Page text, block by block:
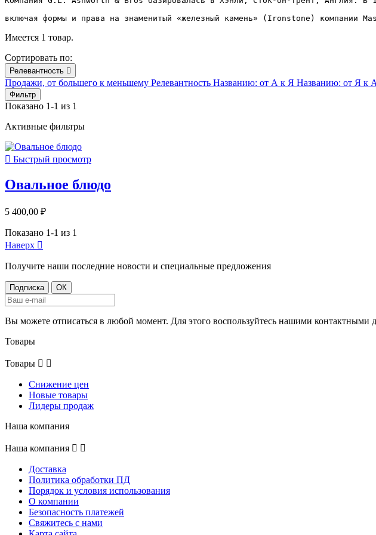
включая формы и права на знаменитый «железный камень» (Ironstone) компании
Имеется 1 товар.
Сортировать по:
Релевантность 
Продажи, от большего к меньшему Релевантность Названию: от А к Я Названию: от Я к А
Фильтр
Показано 1-1 из 1
Активные фильтры
 Быстрый просмотр
Овальное блюдо
5 400,00 ₽
Показано 1-1 из 1
Наверх 
Получите наши последние новости и специальные предложения
Вы можете отписаться в любой момент. Для этого воспользуйтесь нашими
Товары
Товары  
Снижение цен
Новые товары
Лидеры продаж
Наша компания
Наша компания  
Доставка
Политика обработки ПД
Порядок и условия использования
О компании
Безопасность платежей
Свяжитесь с нами